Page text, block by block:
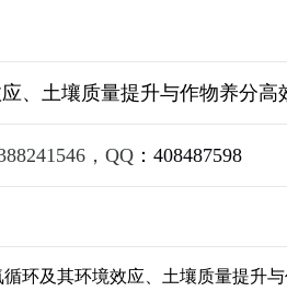
、土壤质量提升与作物养分高
， QQ ： 408487598
环及其环境效应、土壤质量提升